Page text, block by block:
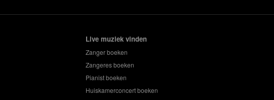
Live muziek vinden
Zanger boeken
Zangeres boeken
Pianist boeken
Huiskamerconcert boeken